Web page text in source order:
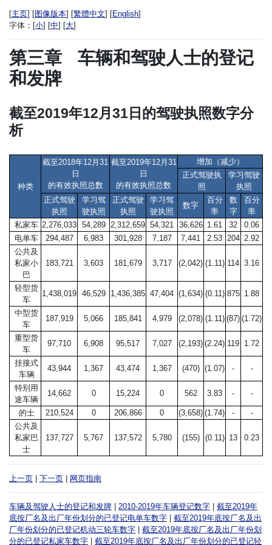
[主页] [图像版本] [繁體中文] [English]
字体： [小] [中] [大]
第三章
车辆和驾驶人士的登记
和发牌
截至2019年12月31日的驾驶执照数字分
析
种类
截至2018年12月31
日
的有效执照总数
截至2019年12月31
日
的有效执照总数
增加（减少）
正式驾驶执
照
学习驾驶
执照
正式驾驶
执照
学习驾
驶执照
正式驾驶
执照
学习驾
驶执照
数字
百分
率
数
字
百分
率
私家车 2,276,033 54,289 2,312,659 54,321 36,626 1.61 32
0.06
电单车
294,487 6,983 301,928 7,187 7,441 2.53 204 2.92
公共及
私家小
巴
183,721 3,603 181,679 3,717 (2,042) (1.11) 114 3.16
轻型货
车
1,438,019 46,529 1,436,385 47,404 (1,634) (0.11) 875 1.88
中型货
车
187,919 5,066 185,841 4,979 (2,078) (1.11) (87) (1.72)
重型货
车
97,710 6,908 95,517 7,027 (2,193) (2.24) 119 1.72
挂接式
车辆
43,944 1,367 43,474 1,367 (470) (1.07) - -
特别用
途车辆
14,662 0 15,224 0 562 3.83 - -
的士 210,524 0 206,866 0 (3,658) (1.74) -
-
公共及
私家巴
士
137,727 5,767 137,572 5,780 (155) (0.11) 13 0.23
上一页 下一页 网页指南
车辆及驾驶人士的登记和发牌 2010-2019年车辆登记数字
截至2019年
底按厂名及出厂年份划分的已登记电单车数字
截至2019年底按厂名及出
厂年份划分的已登记机动三轮车数字
截至2019年底按厂名及出厂年份划
分的已登记私家车数字
截至2019年底按厂名及出厂年份划分的已登记轻